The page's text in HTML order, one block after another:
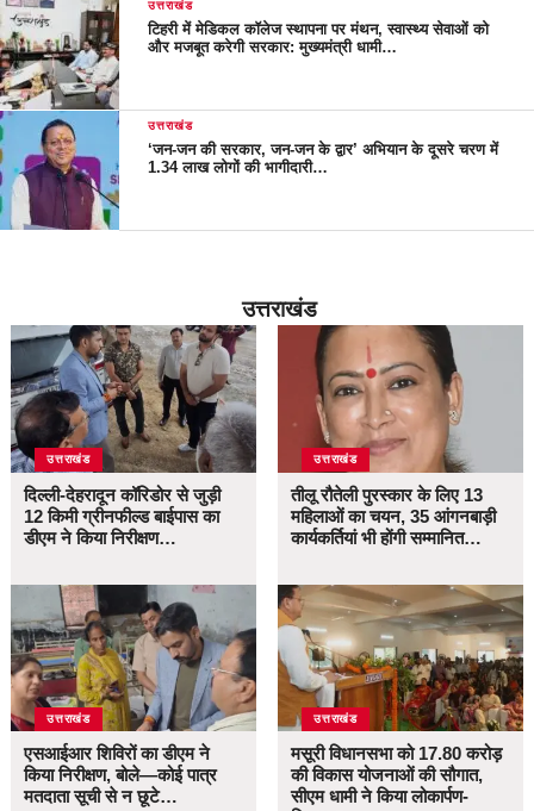
उत्तराखंड
टिहरी में मेडिकल कॉलेज स्थापना पर मंथन, स्वास्थ्य सेवाओं को
और मजबूत करेगी सरकार: मुख्यमंत्री धामी…
उत्तराखंड
‘जन-जन की सरकार, जन-जन के द्वार’ अभियान के दूसरे चरण में
1.34 लाख लोगों की भागीदारी…
उत्तराखंड
उत्तराखंड
दिल्ली-देहरादून कॉरिडोर से जुड़ी
12 किमी ग्रीनफील्ड बाईपास का
डीएम ने किया निरीक्षण…
उत्तराखंड
एसआईआर शिविरों का डीएम ने
किया निरीक्षण, बोले—कोई पात्र
मतदाता सूची से न छूटे…
उत्तराखंड
तीलू रौतेली पुरस्कार के लिए 13
महिलाओं का चयन, 35 आंगनबाड़ी
कार्यकर्तियां भी होंगी सम्मानित…
उत्तराखंड
मसूरी विधानसभा को 17.80 करोड़
की विकास योजनाओं की सौगात,
सीएम धामी ने किया लोकार्पण-